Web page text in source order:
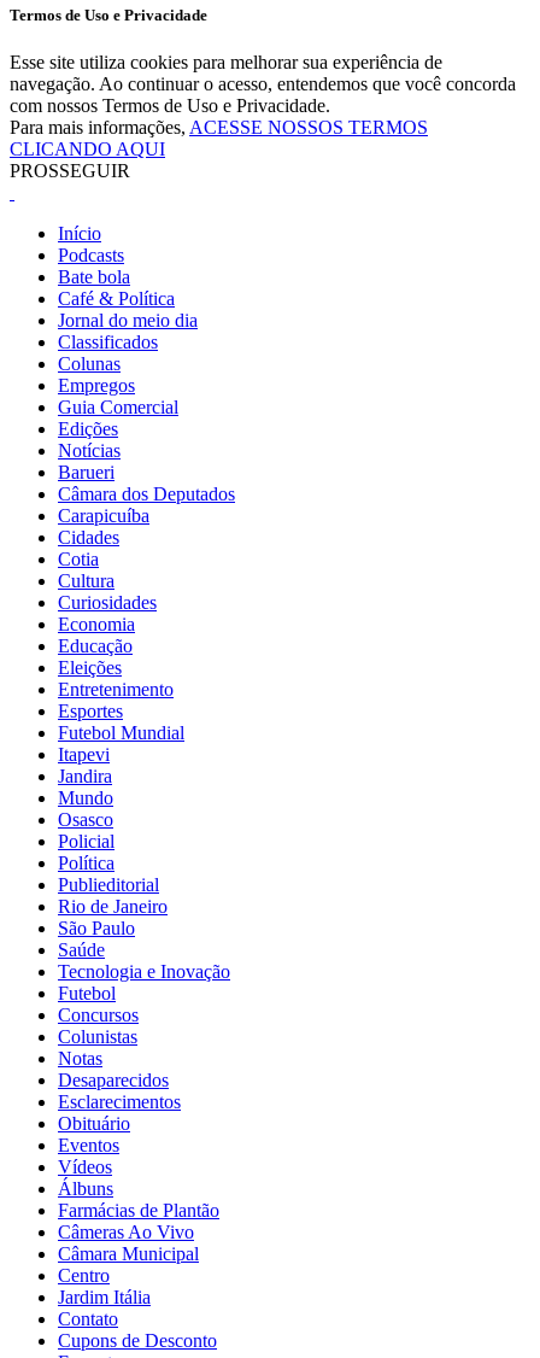
Termos de Uso e Privacidade
Esse site utiliza cookies para melhorar sua experiência de
navegação. Ao continuar o acesso, entendemos que você concorda
com nossos Termos de Uso e Privacidade.
Para mais informações, ACESSE NOSSOS TERMOS
CLICANDO AQUI
PROSSEGUIR
Início
Podcasts
Bate bola
Café & Política
Jornal do meio dia
Classificados
Colunas
Empregos
Guia Comercial
Edições
Notícias
Barueri
Câmara dos Deputados
Carapicuíba
Cidades
Cotia
Cultura
Curiosidades
Economia
Educação
Eleições
Entretenimento
Esportes
Futebol Mundial
Itapevi
Jandira
Mundo
Osasco
Policial
Política
Publieditorial
Rio de Janeiro
São Paulo
Saúde
Tecnologia e Inovação
Futebol
Concursos
Colunistas
Notas
Desaparecidos
Esclarecimentos
Obituário
Eventos
Vídeos
Álbuns
Farmácias de Plantão
Câmeras Ao Vivo
Câmara Municipal
Centro
Jardim Itália
Contato
Cupons de Desconto